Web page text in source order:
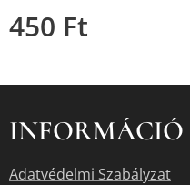
450 Ft
INFORMÁCIÓ
Adatvédelmi Szabályzat